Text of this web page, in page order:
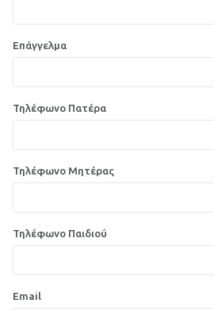
Επάγγελμα
Τηλέφωνο Πατέρα
Τηλέφωνο Μητέρας
Τηλέφωνο Παιδιού
Email